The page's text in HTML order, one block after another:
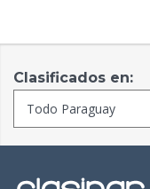
Clasificados en: